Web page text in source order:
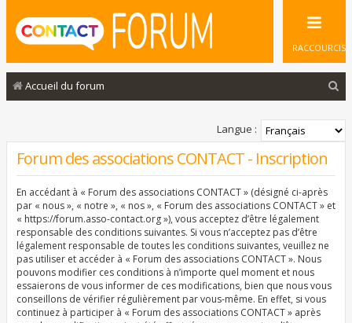
RACCOURCIS
Accueil du forum
c
Langue :
Forum des associations CONTACT - Inscription
En accédant à « Forum des associations CONTACT » (désigné ci-après
par « nous », « notre », « nos », « Forum des associations CONTACT » et
« https://forum.asso-contact.org »), vous acceptez d’être légalement
responsable des conditions suivantes. Si vous n’acceptez pas d’être
légalement responsable de toutes les conditions suivantes, veuillez ne
pas utiliser et accéder à « Forum des associations CONTACT ». Nous
pouvons modifier ces conditions à n’importe quel moment et nous
essaierons de vous informer de ces modifications, bien que nous vous
conseillons de vérifier régulièrement par vous-même. En effet, si vous
continuez à participer à « Forum des associations CONTACT » après